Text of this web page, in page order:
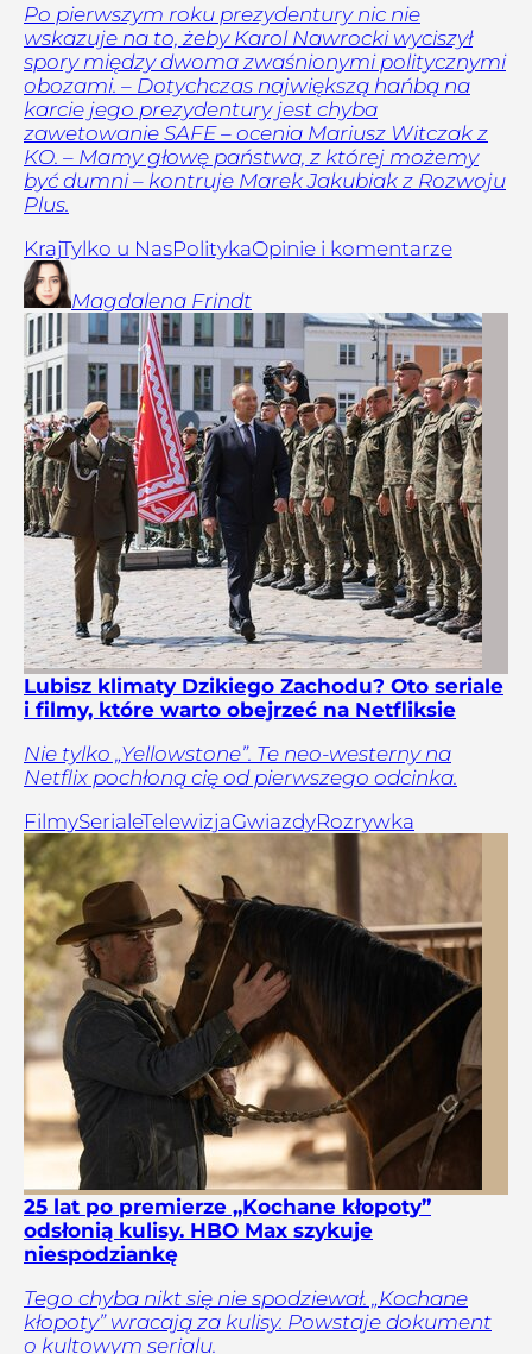
Po pierwszym roku prezydentury nic nie
wskazuje na to, żeby Karol Nawrocki wyciszył
spory między dwoma zwaśnionymi politycznymi
obozami. – Dotychczas największą hańbą na
karcie jego prezydentury jest chyba
zawetowanie SAFE – ocenia Mariusz Witczak z
KO. – Mamy głowę państwa, z której możemy
być dumni – kontruje Marek Jakubiak z Rozwoju
Plus.
KrajTylko u NasPolitykaOpinie i komentarze
Magdalena Frindt
Lubisz klimaty Dzikiego Zachodu? Oto seriale
i filmy, które warto obejrzeć na Netfliksie
Nie tylko „Yellowstone”. Te neo-westerny na
Netflix pochłoną cię od pierwszego odcinka.
FilmySerialeTelewizjaGwiazdyRozrywka
25 lat po premierze „Kochane kłopoty”
odsłonią kulisy. HBO Max szykuje
niespodziankę
Tego chyba nikt się nie spodziewał. „Kochane
kłopoty” wracają za kulisy. Powstaje dokument
o kultowym serialu.